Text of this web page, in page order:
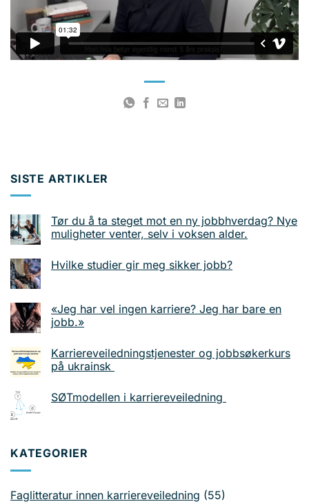
SISTE ARTIKLER
Tør du å ta steget mot en ny jobbhverdag? Nye
muligheter venter, selv i voksen alder.
Hvilke studier gir meg sikker jobb?
«Jeg har vel ingen karriere? Jeg har bare en
jobb.»
Karriereveiledningstjenester og jobbsøkerkurs
på ukrainsk
SØTmodellen i karriereveiledning
KATEGORIER
Faglitteratur innen karriereveiledning (55)